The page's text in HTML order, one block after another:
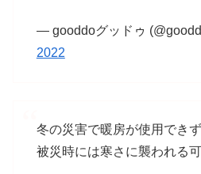
— gooddoグッドゥ
2022
冬の災害で暖房が使用できず
被災時には寒さに襲われる